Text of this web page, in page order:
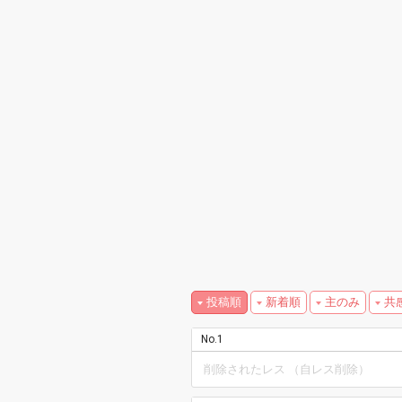
投稿順 新着順 主のみ 共
No.1
削除されたレス （自レス削除）